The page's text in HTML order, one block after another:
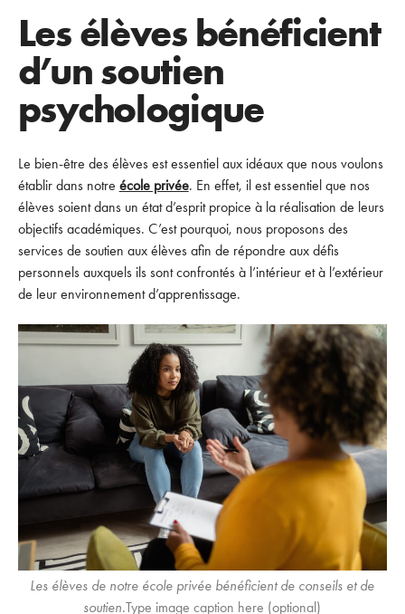
Les élèves bénéficient
d’un soutien
psychologique
Le bien-être des élèves est essentiel aux idéaux que nous voulons
établir dans notre école privée. En effet, il est essentiel que nos
élèves soient dans un état d’esprit propice à la réalisation de leurs
objectifs académiques. C’est pourquoi, nous proposons des
services de soutien aux élèves afin de répondre aux défis
personnels auxquels ils sont confrontés à l’intérieur et à l’extérieur
de leur environnement d’apprentissage.
Les élèves de notre école privée bénéficient de conseils et de
soutien.Type image caption here (optional)